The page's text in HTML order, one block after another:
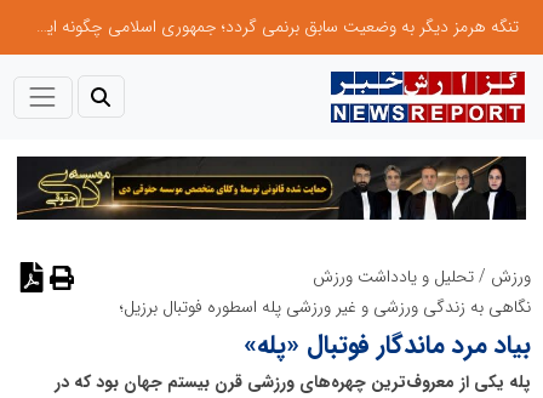
تنگه هرمز دیگر به وضعیت سابق برنمی گردد؛ جمهوری اسلامی چگونه این آبراه راهبردی را به دال مرکزی نظم امنیتی جدید غرب آسیا تبدیل می کند؟
ورزش / تحلیل و یادداشت ورزش
نگاهی به زندگی ورزشی و غیر ورزشی پله اسطوره فوتبال برزیل؛
بیاد مرد ماندگار فوتبال «پله»
پله یکی از معروف‌ترین چهره‌های ورزشی قرن بیستم جهان بود که در